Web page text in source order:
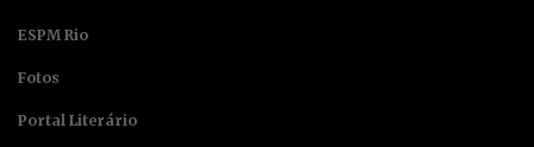
ESPM Rio
Fotos
Portal Literário